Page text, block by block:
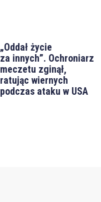
„Oddał życie
za innych”. Ochroniarz
meczetu zginął,
ratując wiernych
podczas ataku w USA